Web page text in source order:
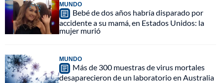
MUNDO
Bebé de dos años habría disparado por
accidente a su mamá, en Estados Unidos: la
mujer murió
MUNDO
Más de 300 muestras de virus mortales
desaparecieron de un laboratorio en Australia